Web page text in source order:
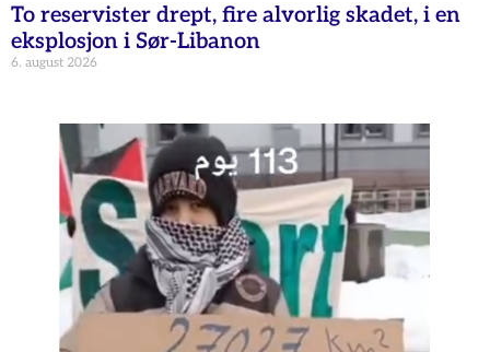
To reservister drept, fire alvorlig skadet, i en
eksplosjon i Sør-Libanon
6. august 2026